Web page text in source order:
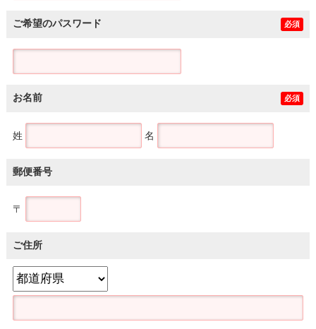
ご希望のパスワード 必須
お名前 必須
姓 名
郵便番号
〒
ご住所